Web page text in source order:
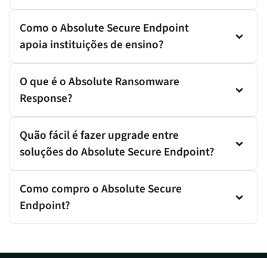
Como o Absolute Secure Endpoint
apoia instituições de ensino?
O que é o Absolute Ransomware
Response?
Quão fácil é fazer upgrade entre
soluções do Absolute Secure Endpoint?
Como compro o Absolute Secure
Endpoint?